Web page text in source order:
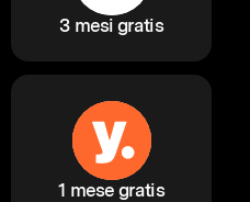
3 mesi gratis
1 mese gratis